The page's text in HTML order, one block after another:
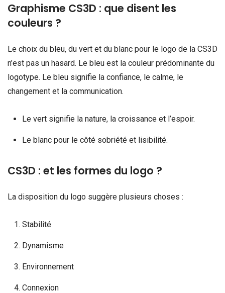
Graphisme CS3D : que disent les
couleurs ?
Le choix du bleu, du vert et du blanc pour le logo de la CS3D
n’est pas un hasard. Le bleu est la couleur prédominante du
logotype. Le bleu signifie la confiance, le calme, le
changement et la communication.
Le vert signifie la nature, la croissance et l’espoir.
Le blanc pour le côté sobriété et lisibilité.
CS3D : et les formes du logo ?
La disposition du logo suggère plusieurs choses :
Stabilité
Dynamisme
Environnement
Connexion